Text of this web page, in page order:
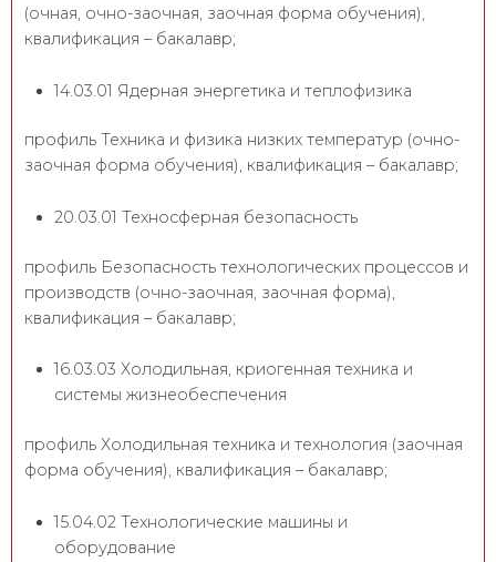
(очная, очно-заочная, заочная форма обучения),
квалификация – бакалавр;
14.03.01 Ядерная энергетика и теплофизика
профиль Техника и физика низких температур (очно-
заочная форма обучения), квалификация – бакалавр;
20.03.01 Техносферная безопасность
профиль Безопасность технологических процессов и
производств (очно-заочная, заочная форма),
квалификация – бакалавр;
16.03.03 Холодильная, криогенная техника и
системы жизнеобеспечения
профиль Холодильная техника и технология (заочная
форма обучения), квалификация – бакалавр;
15.04.02 Технологические машины и
оборудование